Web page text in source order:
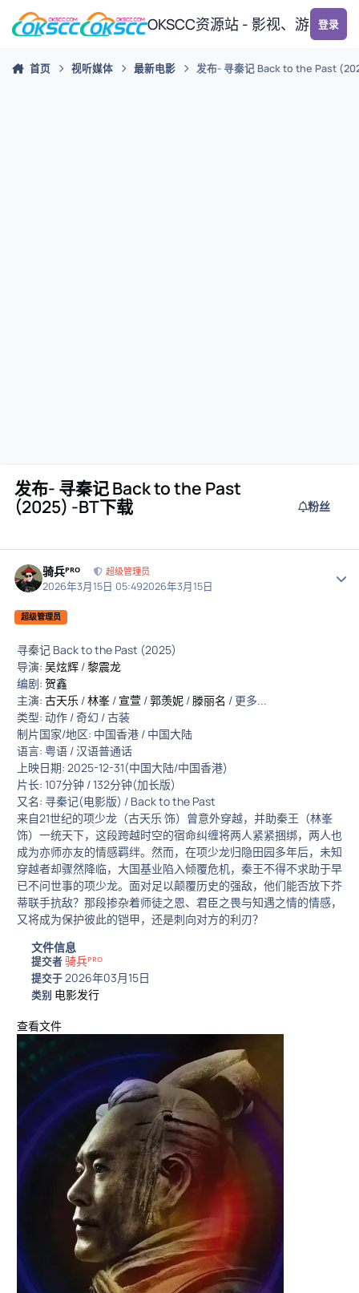
跳转到帖子
OKSCC资源站 - 影视、游戏、
登录
首页 视听媒体 最新电影 发布- 寻秦记 Back to the Past
发布- 寻秦记 Back to the Past
(2025) -BT下载
粉丝
骑兵ᴾᴿᴼ 超级管理员
2026年3月15日 05:492026年3月15日
超级管理员
寻秦记 Back to the Past (2025)
导演: 吴炫辉 /黎震龙
编剧: 贺鑫
主演: 古天乐 /林峯 / 宣萱 /郭羡妮 / 滕丽名 / 更多...
类型: 动作 / 奇幻 / 古装
制片国家/地区: 中国香港 / 中国大陆
语言: 粤语 / 汉语普通话
上映日期: 2025-12-31(中国大陆/中国香港)
片长: 107分钟 / 132分钟(加长版)
又名: 寻秦记(电影版) / Back to the Past
来自21世纪的项少龙（古天乐 饰）曾意外穿越，并助秦王（林峯
饰）一统天下，这段跨越时空的宿命纠缠将两人紧紧捆绑，两人也
成为亦师亦友的情感羁绊。然而，在项少龙归隐田园多年后，未知
穿越者却骤然降临，大国基业陷入倾覆危机，秦王不得不求助于早
已不问世事的项少龙。面对足以颠覆历史的强敌，他们能否放下芥
蒂联手抗敌？那段掺杂着师徒之恩、君臣之畏与知遇之情的情感，
又将成为保护彼此的铠甲，还是刺向对方的利刃？
文件信息
提交者骑兵ᴾᴿᴼ
提交于2026年03月15日
类别 电影发行
查看文件